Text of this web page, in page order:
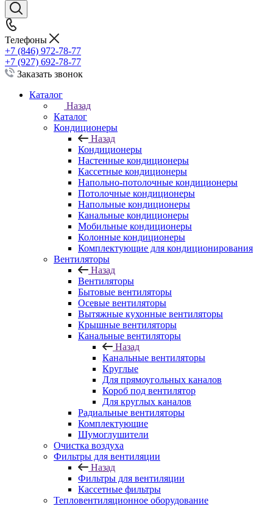
Телефоны
+7 (846) 972-78-77
+7 (927) 692-78-77
Заказать звонок
Каталог
Назад
Каталог
Кондиционеры
Назад
Кондиционеры
Настенные кондиционеры
Кассетные кондиционеры
Напольно-потолочные кондиционеры
Потолочные кондиционеры
Напольные кондиционеры
Канальные кондиционеры
Мобильные кондиционеры
Колонные кондиционеры
Комплектующие для кондиционирования
Вентиляторы
Назад
Вентиляторы
Бытовые вентиляторы
Осевые вентиляторы
Вытяжные кухонные вентиляторы
Крышные вентиляторы
Канальные вентиляторы
Назад
Канальные вентиляторы
Круглые
Для прямоугольных каналов
Короб под вентилятор
Для круглых каналов
Радиальные вентиляторы
Комплектующие
Шумоглушители
Очистка воздуха
Фильтры для вентиляции
Назад
Фильтры для вентиляции
Кассетные фильтры
Тепловентиляционное оборудование